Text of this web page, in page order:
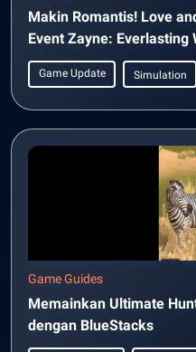
Makin Romantis! Love
Event Zayne: Everlasting
Game Update Simulation
Game Guides
Memainkan Ultimate
dengan BlueStacks